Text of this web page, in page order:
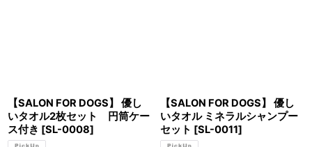
【SALON FOR DOGS】 優し
いタオル2枚セット 円筒ケー
ス付き [SL-0008]
【SALON FOR DOGS】 優し
いタオル ミネラルシャンプー
セット [SL-0011]